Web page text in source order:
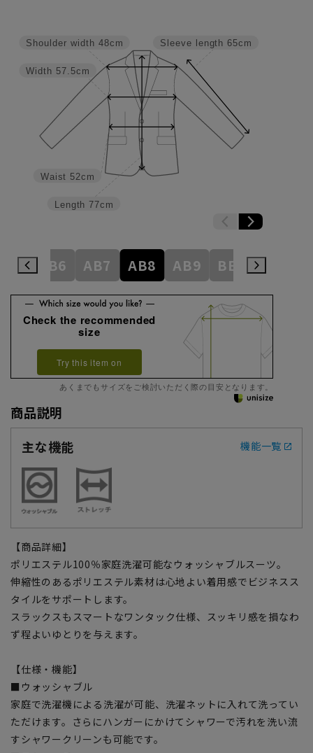
Sleeve length 65cm
Length 77cm
Waist 52cm
Width 57.5cm
Shoulder width 48cm
AB6 AB7 AB8 AB9 BE3 BE4
Check the recommended
size
Try this item on
あくまでもサイズをご検討いただく際の目安となります。
商品説明
主な機能
機能一覧
【商品詳細】
ポリエステル100％家庭洗濯可能なウォッシャブルスーツ。
伸縮性のあるポリエステル素材は心地よい着用感でビジネスス
タイルをサポートします。
スラックスもスマートなワンタック仕様、スッキリ感を損なわ
ず程よいゆとりを与えます。
【仕様・機能】
■ウォッシャブル
家庭で洗濯機による洗濯が可能、洗濯ネットに入れて洗ってい
ただけます。さらにハンガーにかけてシャワーで汚れを洗い流
すシャワークリーンも可能です。